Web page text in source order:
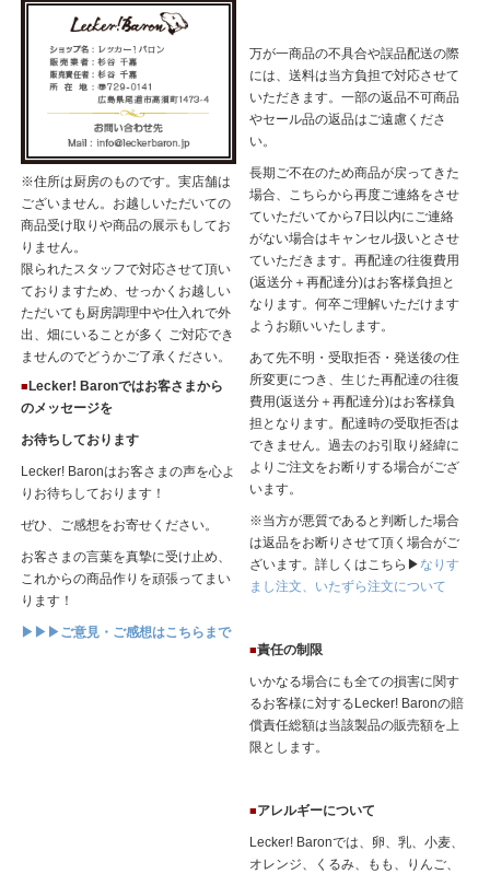
※住所は厨房のものです。実店舗は
ございません。お越しいただいての
商品受け取りや商品の展示もしてお
りません。
限られたスタッフで対応させて頂い
ておりますため、せっかくお越しい
ただいても厨房調理中や仕入れで外
出、畑にいることが多く ご対応でき
ませんのでどうかご了承ください。
■Lecker! Baronではお客さまから
のメッセージを
お待ちしております
Lecker! Baronはお客さまの声を心よ
りお待ちしております！
ぜひ、ご感想をお寄せください。
お客さまの言葉を真摯に受け止め、
これからの商品作りを頑張ってまい
ります！
▶▶▶ご意見・ご感想はこちらまで
万が一商品の不具合や誤品配送の際
には、送料は当方負担で対応させて
いただきます。一部の返品不可商品
やセール品の返品はご遠慮くださ
い。
長期ご不在のため商品が戻ってきた
場合、こちらから再度ご連絡をさせ
ていただいてから7日以内にご連絡
がない場合はキャンセル扱いとさせ
ていただきます。再配達の往復費用
(返送分＋再配達分)はお客様負担と
なります。何卒ご理解いただけます
ようお願いいたします。
あて先不明・受取拒否・発送後の住
所変更につき、生じた再配達の往復
費用(返送分＋再配達分)はお客様負
担となります。配達時の受取拒否は
できません。過去のお引取り経緯に
よりご注文をお断りする場合がござ
います。
※当方が悪質であると判断した場合
は返品をお断りさせて頂く場合がご
ざいます。詳しくはこちら▶ なりす
まし注文、いたずら注文について
■責任の制限
いかなる場合にも全ての損害に関す
るお客様に対するLecker! Baronの賠
償責任総額は当該製品の販売額を上
限とします。
■アレルギーについて
Lecker! Baronでは、卵、乳、小麦、
オレンジ、くるみ、もも、りんご、